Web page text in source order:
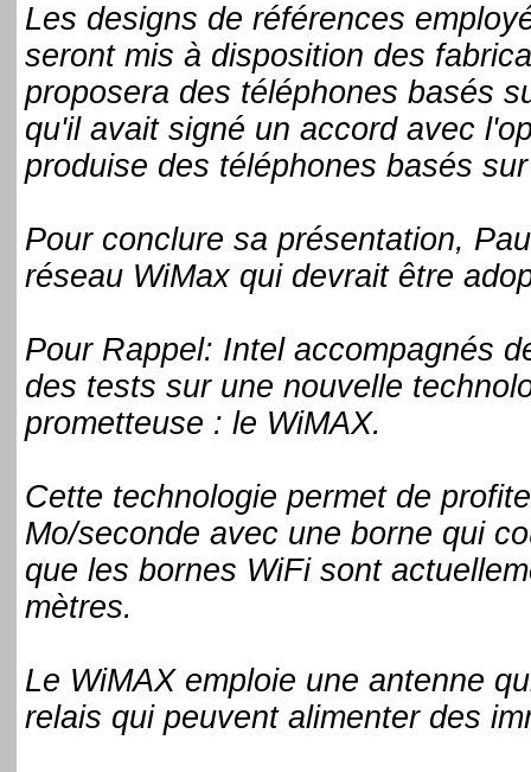
Les designs de références
seront mis à disposition des
proposera des téléphones basés
qu'il avait signé un accord avec
produise des téléphones basés
Pour conclure sa présentation,
réseau WiMax qui devrait être
Pour Rappel: Intel accompagnés
des tests sur une nouvelle
prometteuse : le WiMAX.
Cette technologie permet de
Mo/seconde avec une borne qui
que les bornes WiFi sont
mètres.
Le WiMAX emploie une antenne
relais qui peuvent alimenter des